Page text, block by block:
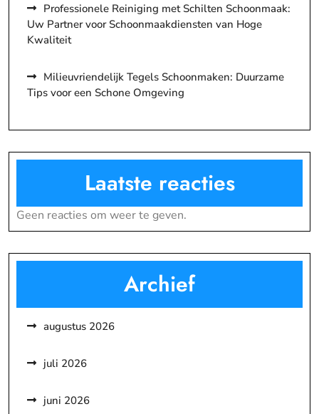
Professionele Reiniging met Schilten Schoonmaak:
Uw Partner voor Schoonmaakdiensten van Hoge
Kwaliteit
Milieuvriendelijk Tegels Schoonmaken: Duurzame
Tips voor een Schone Omgeving
Laatste reacties
Geen reacties om weer te geven.
Archief
augustus 2026
juli 2026
juni 2026